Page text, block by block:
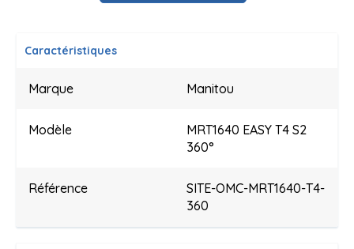
Caractéristiques
Marque Manitou
Modèle
MRT1640 EASY T4 S2
360°
Référence
SITE-OMC-MRT1640-T4-
360